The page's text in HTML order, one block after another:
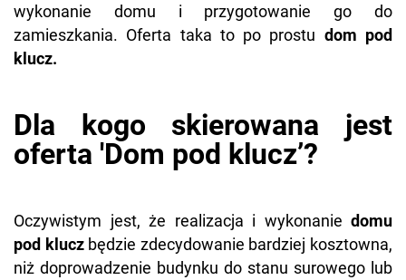
wykonanie domu i przygotowanie go do
zamieszkania. Oferta taka to po prostu dom pod
klucz.
Dla kogo skierowana jest
oferta 'Dom pod klucz’?
Oczywistym jest, że realizacja i wykonanie domu
pod kluczbędzie zdecydowanie bardziej kosztowna,
niż doprowadzenie budynku do stanu surowego lub